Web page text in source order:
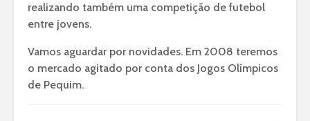
realizando também uma competição de futebol
entre jovens.
Vamos aguardar por novidades. Em 2008 teremos
o mercado agitado por conta dos Jogos Olímpicos
de Pequim.